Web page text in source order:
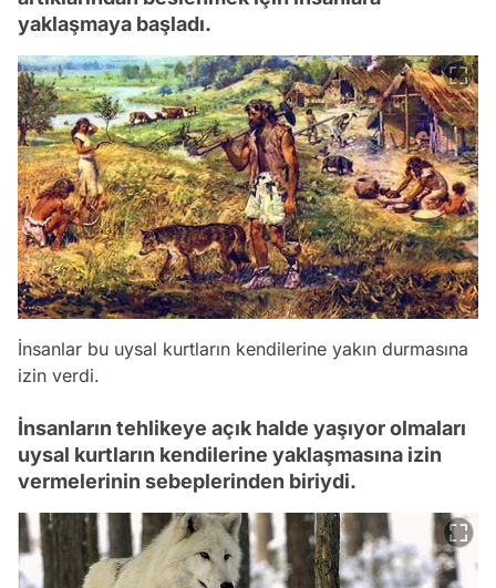
yaklaşmaya başladı.
İnsanlar bu uysal kurtların kendilerine yakın durmasına
izin verdi.
İnsanların tehlikeye açık halde yaşıyor olmaları
uysal kurtların kendilerine yaklaşmasına izin
vermelerinin sebeplerinden biriydi.